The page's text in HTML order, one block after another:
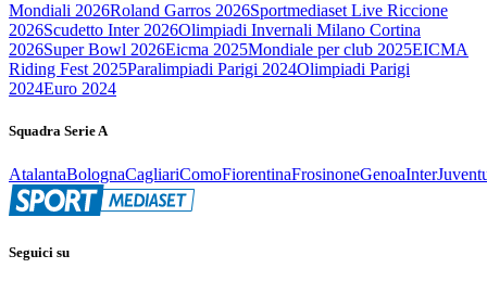
Mondiali 2026Roland Garros 2026Sportmediaset Live Riccione
2026Scudetto Inter 2026Olimpiadi Invernali Milano Cortina
2026Super Bowl 2026Eicma 2025Mondiale per club 2025EICMA
Riding Fest 2025Paralimpiadi Parigi 2024Olimpiadi Parigi
2024Euro 2024
Squadra Serie A
AtalantaBolognaCagliariComoFiorentinaFrosinoneGenoaInter
Seguici su